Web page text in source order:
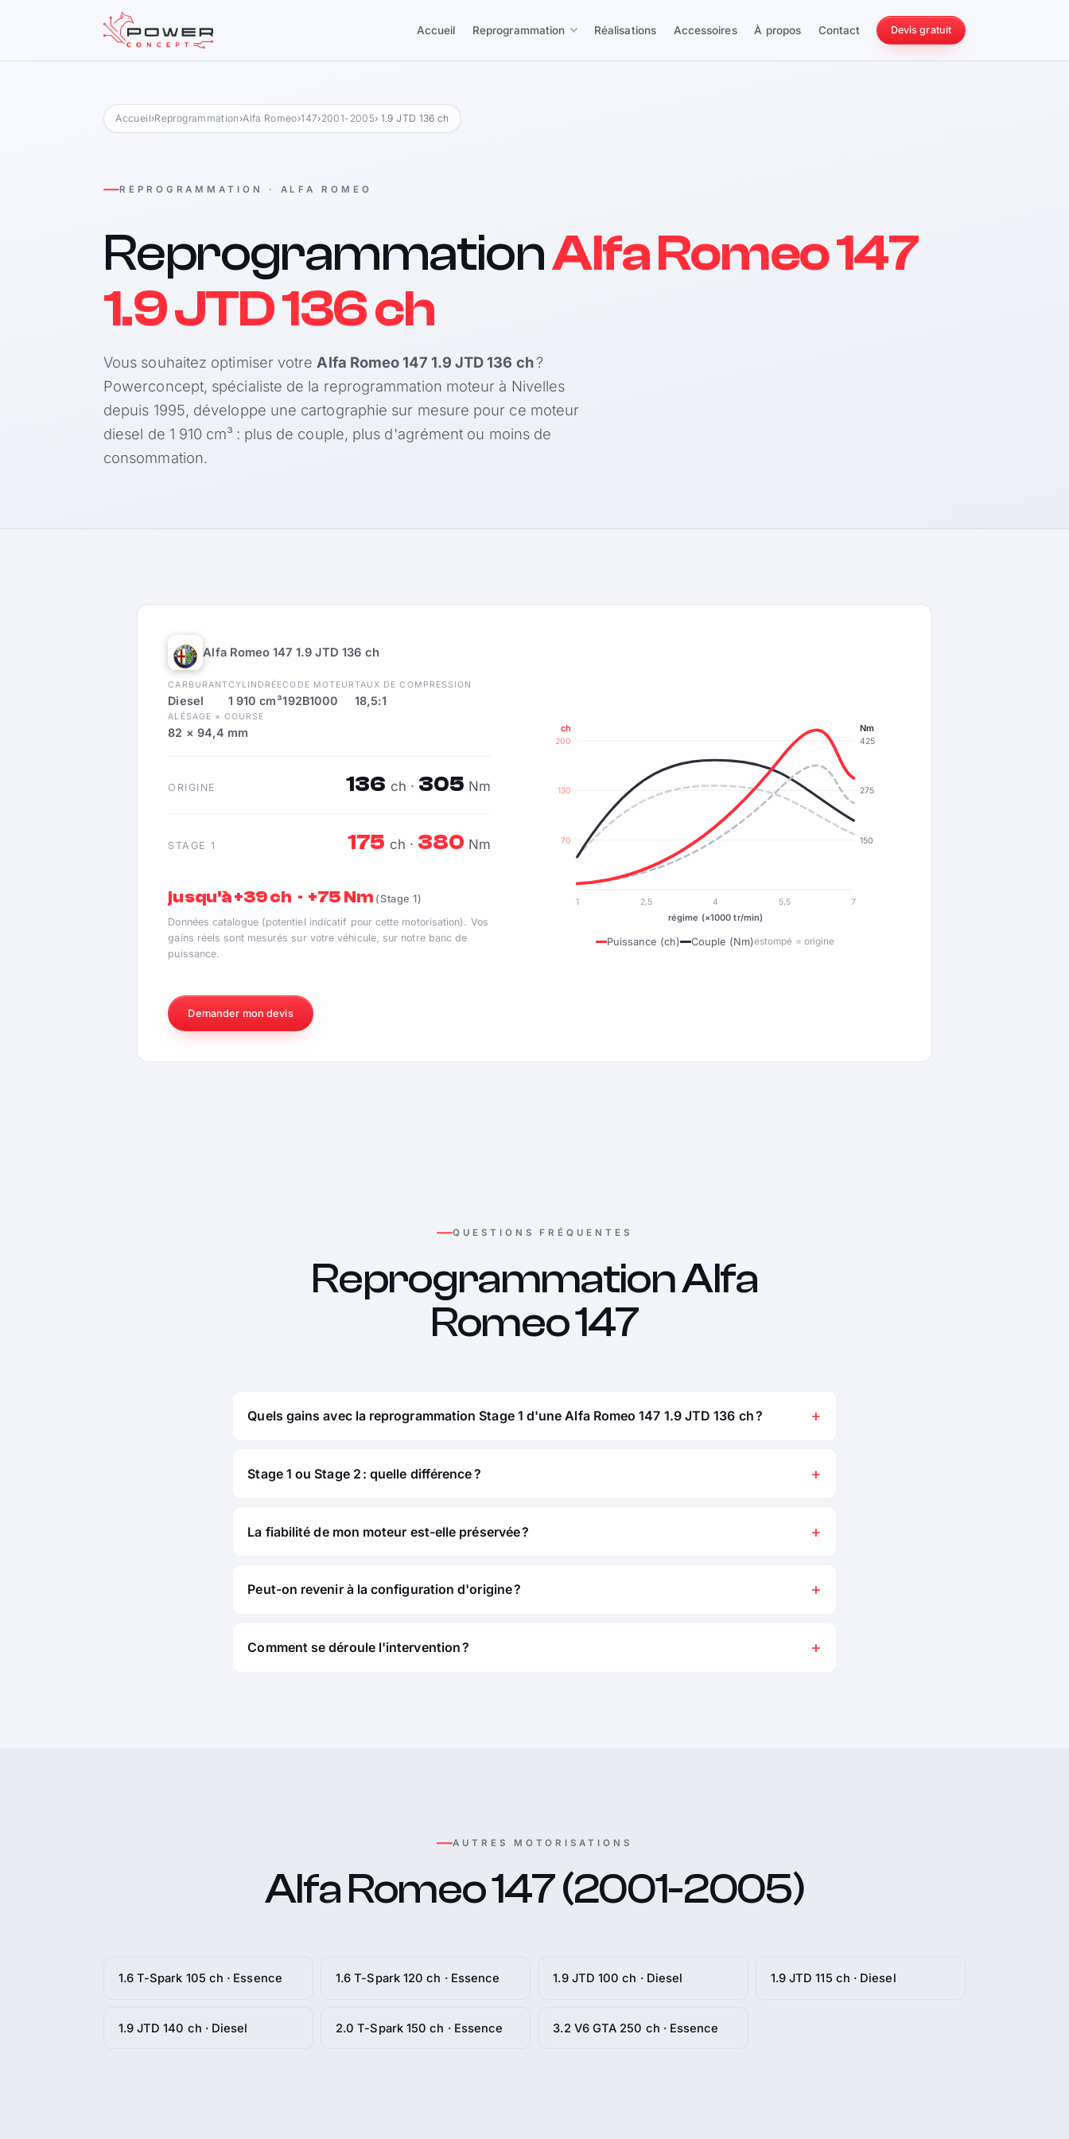
Accueil Reprogrammation Réalisations Accessoires À propos Contact Devis gratuit
228 Nm
Accueil›Reprogrammation ›Alfa Romeo›147›2001-2005› 1.9 JTD 136 ch
REPROGRAMMATION · ALFA ROMEO
ReprogrammationAlfa Romeo 147
1.9 JTD 136 ch
Vous souhaitez optimiser votreAlfa Romeo 147 1.9 JTD 136 ch?
Powerconcept, spécialiste de la reprogrammation moteur à Nivelles
depuis 1995, développe une cartographie sur mesure pour ce moteur
diesel de 1 910 cm³ : plus de couple, plus d'agrément ou moins de
consommation.
Alfa Romeo 147 1.9 JTD 136 ch
CARBURANT
Diesel
CYLINDRÉE
1 910 cm³
CODE MOTEUR
192B1000
TAUX DE COMPRESSION
18,5:1
ALÉSAGE × COURSE
82 × 94,4 mm
ORIGINE 136 ch · 305 Nm
STAGE 1 175 ch · 380 Nm
jusqu'à +39 ch · +75 Nm (Stage 1)
Données catalogue (potentiel indicatif pour cette motorisation). Vos
gains réels sont mesurés sur votre véhicule, sur notre banc de
puissance.
70
130
200
150
275
425
ch Nm
1 2,5 4 5,5 7
régime (×1000 tr/min)
Puissance (ch) Couple (Nm)estompé = origine
Demander mon devis
QUESTIONS FRÉQUENTES
Reprogrammation Alfa
Romeo 147
Quels gains avec la reprogrammation Stage 1 d'une Alfa Romeo 147 1.9 JTD 136 ch ?
Stage 1 ou Stage 2 : quelle différence ?
La fiabilité de mon moteur est-elle préservée ?
Peut-on revenir à la configuration d'origine ?
Comment se déroule l'intervention ?
AUTRES MOTORISATIONS
Alfa Romeo 147 (2001-2005)
1.6 T-Spark 105 ch · Essence 1.6 T-Spark 120 ch · Essence 1.9 JTD 100 ch · Diesel 1.9 JTD 115 ch · Diesel
1.9 JTD 140 ch · Diesel 2.0 T-Spark 150 ch · Essence 3.2 V6 GTA 250 ch · Essence